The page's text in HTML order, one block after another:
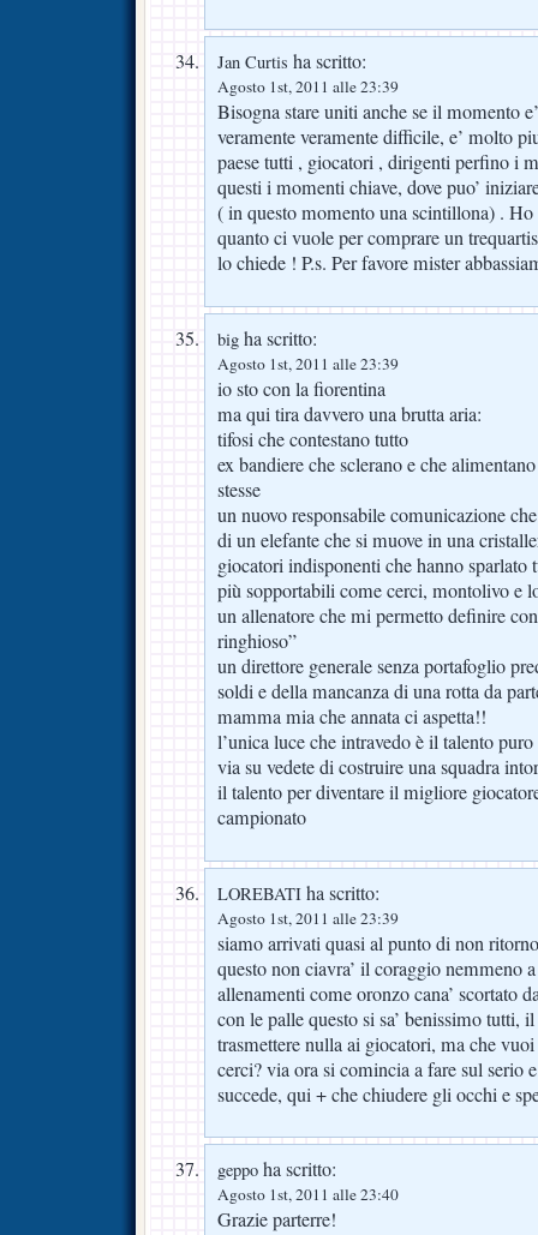
Jan Curtis ha scritto:
Agosto 1st, 2011 alle 23:39
Bisogna stare uniti anche se il momento
veramente veramente difficile, e’ molto
paese tutti , giocatori , dirigenti perfino i
questi i momenti chiave, dove puo’
( in questo momento una scintillona) .
quanto ci vuole per comprare un
lo chiede ! P.s. Per favore mister
big ha scritto:
Agosto 1st, 2011 alle 23:39
io sto con la fiorentina
ma qui tira davvero una brutta aria:
tifosi che contestano tutto
ex bandiere che sclerano e che
stesse
un nuovo responsabile comunicazione
di un elefante che si muove in una
giocatori indisponenti che hanno sparlato
più sopportabili come cerci, montolivo e
un allenatore che mi permetto definire
ringhioso”
un direttore generale senza portafoglio
soldi e della mancanza di una rotta da
mamma mia che annata ci aspetta!!
l’unica luce che intravedo è il talento
via su vedete di costruire una squadra
il talento per diventare il migliore
campionato
LOREBATI ha scritto:
Agosto 1st, 2011 alle 23:39
siamo arrivati quasi al punto di non
questo non ciavra’ il coraggio nemmeno
allenamenti come oronzo cana’ scortato
con le palle questo si sa’ benissimo tutti,
trasmettere nulla ai giocatori, ma che
cerci? via ora si comincia a fare sul serio
succede, qui + che chiudere gli occhi e
geppo ha scritto:
Agosto 1st, 2011 alle 23:40
Grazie parterre!